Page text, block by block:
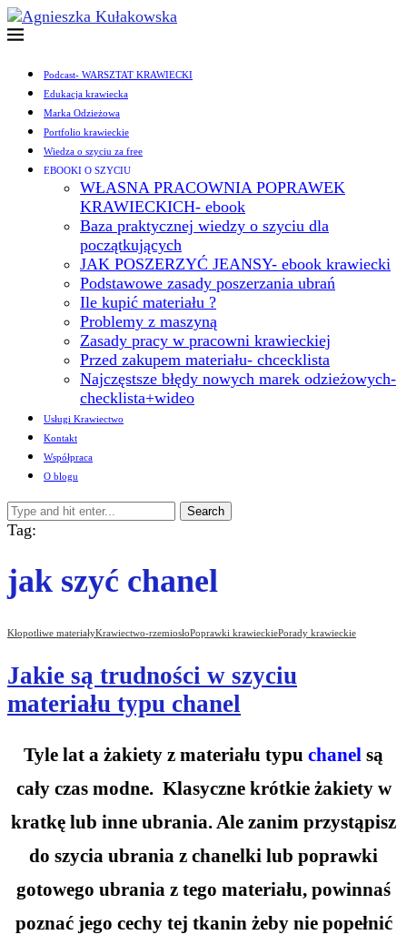
Podcast- WARSZTAT KRAWIECKI
Edukacja krawiecka
Marka Odzieżowa
Portfolio krawieckie
Wiedza o szyciu za free
EBOOKI O SZYCIU
WŁASNA PRACOWNIA POPRAWEK
KRAWIECKICH- ebook
Baza praktycznej wiedzy o szyciu dla
początkujących
JAK POSZERZYĆ JEANSY- ebook krawiecki
Podstawowe zasady poszerzania ubrań
Ile kupić materiału ?
Problemy z maszyną
Zasady pracy w pracowni krawieckiej
Przed zakupem materiału- chcecklista
Najczęstsze błędy nowych marek odzieżowych-
checklista+wideo
Usługi Krawiectwo
Kontakt
Współpraca
O blogu
Search
Tag:
jak szyć chanel
Kłopotliwe materiałyKrawiectwo-rzemiosłoPoprawki krawieckiePorady krawieckie
Jakie są trudności w szyciu
materiału typu chanel
Tyle lat a żakiety z materiału typu chanel są
cały czas modne. Klasyczne krótkie żakiety w
kratkę lub inne ubrania. Ale zanim przystąpisz
do szycia ubrania z chanelki lub poprawki
gotowego ubrania z tego materiału, powinnaś
poznać jego cechy tej tkanin żeby nie popełnić